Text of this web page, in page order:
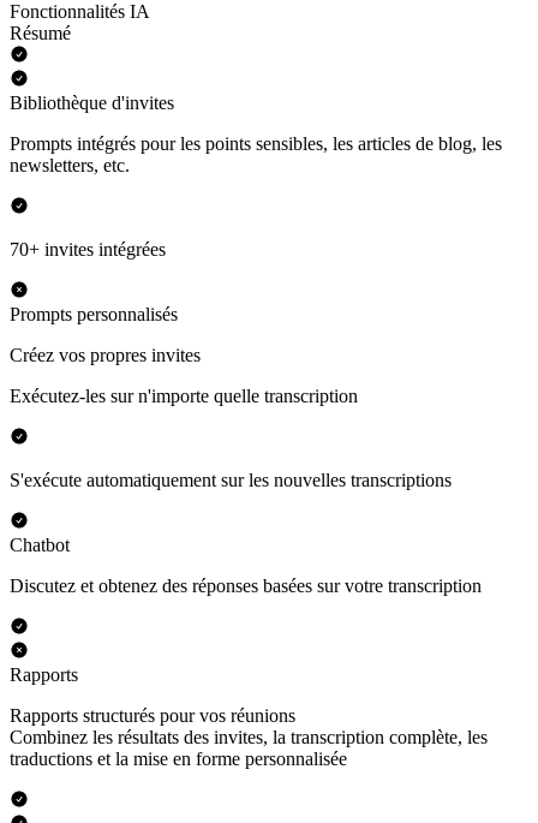
Fonctionnalités IA
Résumé
Bibliothèque d'invites
Prompts intégrés pour les points sensibles, les articles de blog, les
newsletters, etc.
70+ invites intégrées
Prompts personnalisés
Créez vos propres invites
Exécutez-les sur n'importe quelle transcription
S'exécute automatiquement sur les nouvelles transcriptions
Chatbot
Discutez et obtenez des réponses basées sur votre transcription
Rapports
Rapports structurés pour vos réunions
Combinez les résultats des invites, la transcription complète, les
traductions et la mise en forme personnalisée